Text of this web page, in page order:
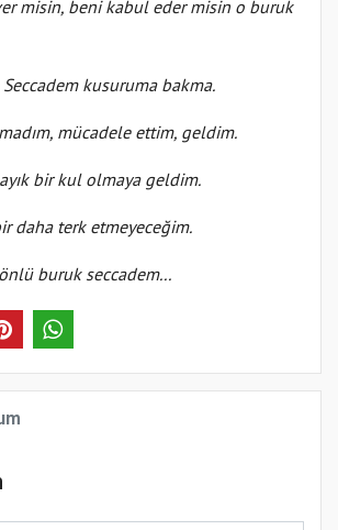
misin, beni kabul eder misin o buruk
kusuruma bakma.
mücadele ettim, geldim.
bir kul olmaya geldim.
daha terk etmeyeceğim.
buruk seccadem...